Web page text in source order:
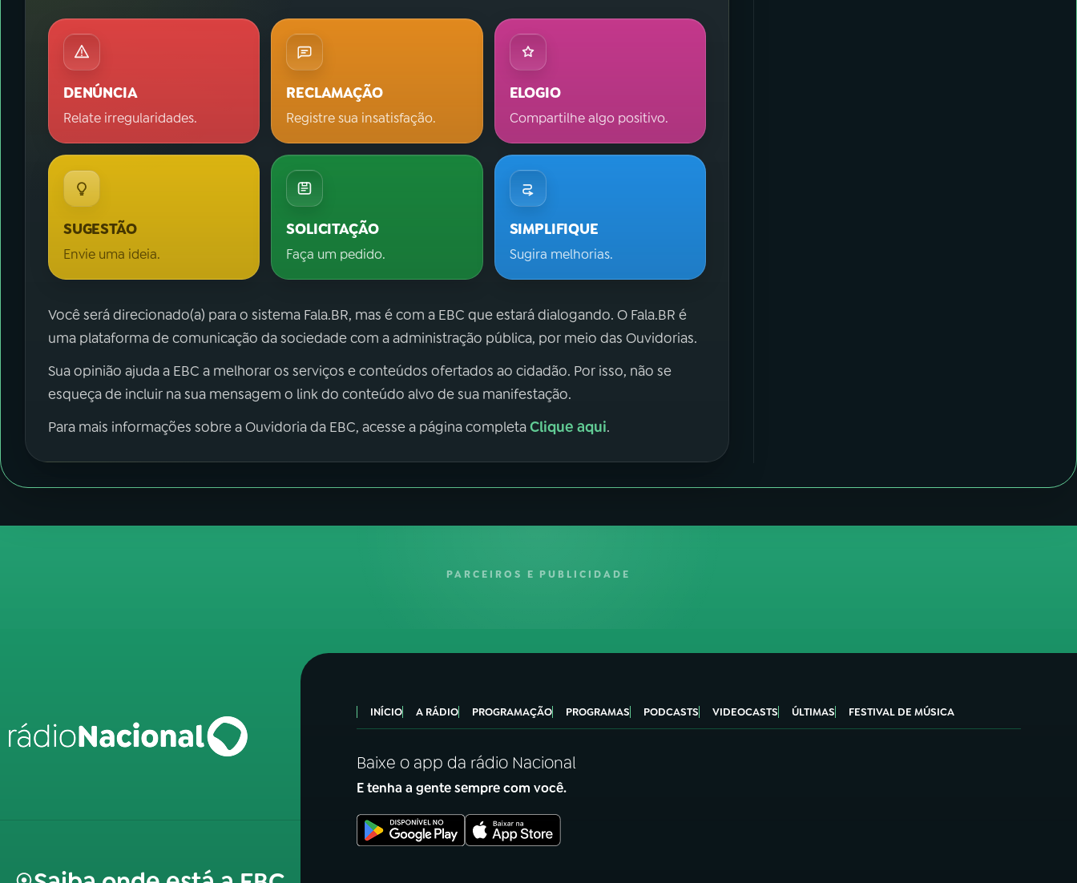
DENÚNCIA
Relate irregularidades.
RECLAMAÇÃO
Registre sua insatisfação.
ELOGIO
Compartilhe algo positivo.
SUGESTÃO
Envie uma ideia.
SOLICITAÇÃO
Faça um pedido.
SIMPLIFIQUE
Sugira melhorias.
Você será direcionado(a) para o sistema Fala.BR, mas é com a EBC que estará dialogando. O Fala.BR é
uma plataforma de comunicação da sociedade com a administração pública, por meio das Ouvidorias.
Sua opinião ajuda a EBC a melhorar os serviços e conteúdos ofertados ao cidadão. Por isso, não se
esqueça de incluir na sua mensagem o link do conteúdo alvo de sua manifestação.
Para mais informações sobre a Ouvidoria da EBC, acesse a página completaClique aqui.
PARCEIROS E PUBLICIDADE
INÍCIO A RÁDIO PROGRAMAÇÃO PROGRAMAS PODCASTS VIDEOCASTS ÚLTIMAS FESTIVAL DE MÚSICA
Baixe o app da rádio Nacional
E tenha a gente sempre com você.